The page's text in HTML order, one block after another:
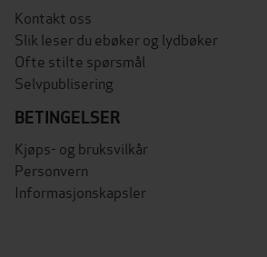
Kontakt oss
Slik leser du ebøker og lydbøker
Ofte stilte spørsmål
Selvpublisering
BETINGELSER
Kjøps- og bruksvilkår
Personvern
Informasjonskapsler